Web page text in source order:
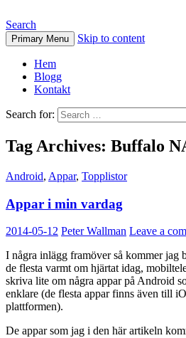
Search
Primary Menu Skip to content
Hem
Blogg
Kontakt
Search for:
Tag Archives: Buffalo
Android, Appar, Topplistor
Appar i min vardag
2014-05-12 Peter Wallman Leave a
I några inlägg framöver så kommer jag
de flesta varmt om hjärtat idag,
skriva lite om några appar på Android
enklare (de flesta appar finns även till
plattformen).
De appar som jag i den här artikeln